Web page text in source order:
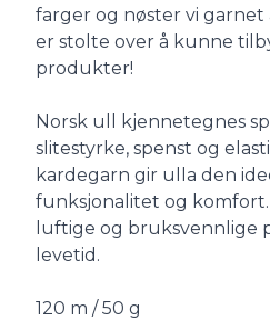
farger og nøster vi garnet
er stolte over å kunne
produkter!
Norsk ull kjennetegnes
slitestyrke, spenst og
kardegarn gir ulla den
funksjonalitet og
luftige og bruksvennlige
levetid.
120 m / 50 g